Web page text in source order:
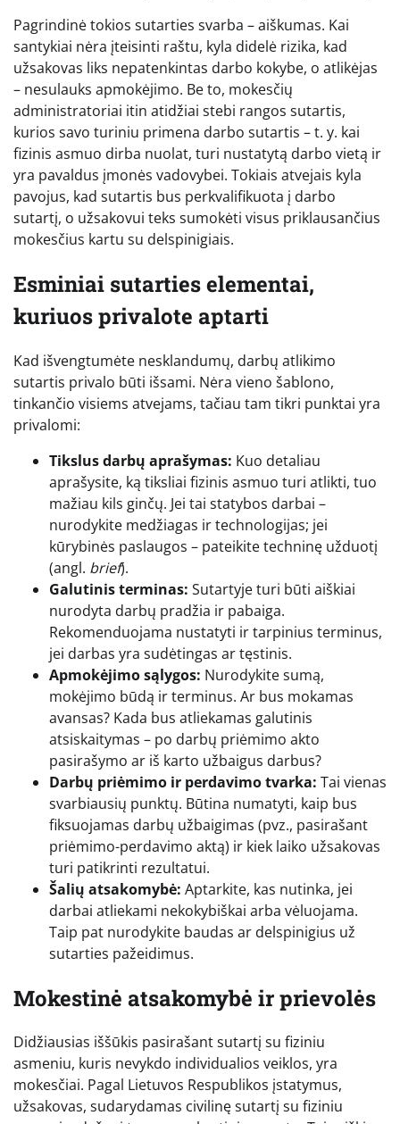
Pagrindinė tokios sutarties svarba – aiškumas. Kai
santykiai nėra įteisinti raštu, kyla didelė rizika, kad
užsakovas liks nepatenkintas darbo kokybe, o atlikėjas
– nesulauks apmokėjimo. Be to, mokesčių
administratoriai itin atidžiai stebi rangos sutartis,
kurios savo turiniu primena darbo sutartis – t. y. kai
fizinis asmuo dirba nuolat, turi nustatytą darbo vietą ir
yra pavaldus įmonės vadovybei. Tokiais atvejais kyla
pavojus, kad sutartis bus perkvalifikuota į darbo
sutartį, o užsakovui teks sumokėti visus priklausančius
mokesčius kartu su delspinigiais.
Esminiai sutarties elementai,
kuriuos privalote aptarti
Kad išvengtumėte nesklandumų, darbų atlikimo
sutartis privalo būti išsami. Nėra vieno šablono,
tinkančio visiems atvejams, tačiau tam tikri punktai yra
privalomi:
Tikslus darbų aprašymas: Kuo detaliau
aprašysite, ką tiksliai fizinis asmuo turi atlikti, tuo
mažiau kils ginčų. Jei tai statybos darbai –
nurodykite medžiagas ir technologijas; jei
kūrybinės paslaugos – pateikite techninę užduotį
(angl. brief).
Galutinis terminas: Sutartyje turi būti aiškiai
nurodyta darbų pradžia ir pabaiga.
Rekomenduojama nustatyti ir tarpinius terminus,
jei darbas yra sudėtingas ar tęstinis.
Apmokėjimo sąlygos: Nurodykite sumą,
mokėjimo būdą ir terminus. Ar bus mokamas
avansas? Kada bus atliekamas galutinis
atsiskaitymas – po darbų priėmimo akto
pasirašymo ar iš karto užbaigus darbus?
Darbų priėmimo ir perdavimo tvarka: Tai vienas
svarbiausių punktų. Būtina numatyti, kaip bus
fiksuojamas darbų užbaigimas (pvz., pasirašant
priėmimo-perdavimo aktą) ir kiek laiko užsakovas
turi patikrinti rezultatui.
Šalių atsakomybė: Aptarkite, kas nutinka, jei
darbai atliekami nekokybiškai arba vėluojama.
Taip pat nurodykite baudas ar delspinigius už
sutarties pažeidimus.
Mokestinė atsakomybė ir prievolės
Didžiausias iššūkis pasirašant sutartį su fiziniu
asmeniu, kuris nevykdo individualios veiklos, yra
mokesčiai. Pagal Lietuvos Respublikos įstatymus,
užsakovas, sudarydamas civilinę sutartį su fiziniu